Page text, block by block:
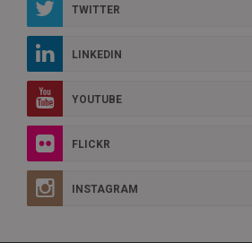
TWITTER
LINKEDIN
YOUTUBE
FLICKR
INSTAGRAM